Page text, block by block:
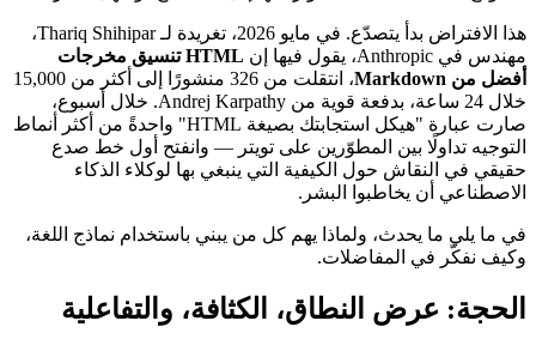
هذا الافتراض بدأ يتصدّع. في مايو 2026، تغريدة لـ Thariq Shihipar،
مهندس في Anthropic، يقول فيها إن
HTML تنسيق مخرجات
أفضل من Markdown
، انتقلت من 326 منشورًا إلى أكثر من 15,000
خلال 24 ساعة، بدفعة قوية من Andrej Karpathy. خلال أسبوع،
صارت عبارة "هيكل استجابتك بصيغة HTML" واحدةً من أكثر أنماط
التوجيه تداولًا بين المطوّرين على تويتر — وانفتح أول خط صدع
حقيقي في النقاش حول الكيفية التي ينبغي بها لوكلاء الذكاء
الاصطناعي أن يخاطبوا البشر.
في ما يلي ما يحدث، ولماذا يهم كل من يبني باستخدام نماذج اللغة،
وكيف نفكّر في المفاضلات.
الحجة: عرض النطاق، الكثافة، والتفاعلية